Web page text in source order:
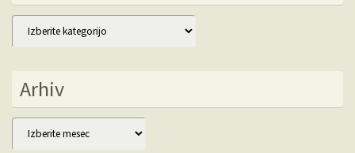
Kategorije
Arhiv
Arhiv